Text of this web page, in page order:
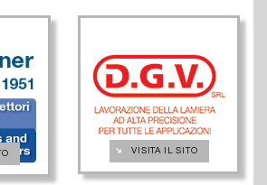
➔ VISITA IL SITO